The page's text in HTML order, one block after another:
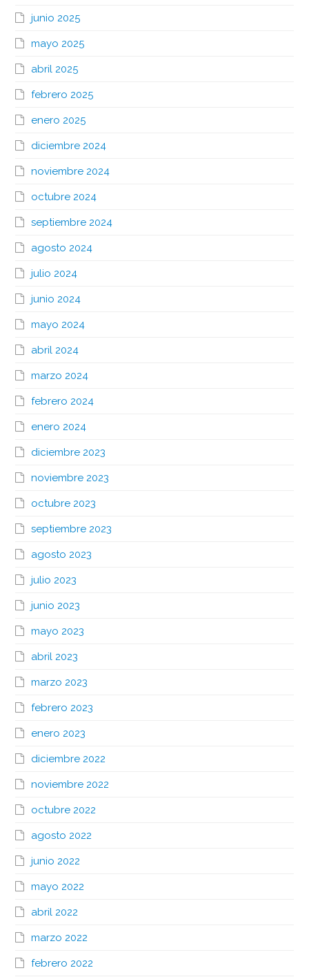
junio 2025
mayo 2025
abril 2025
febrero 2025
enero 2025
diciembre 2024
noviembre 2024
octubre 2024
septiembre 2024
agosto 2024
julio 2024
junio 2024
mayo 2024
abril 2024
marzo 2024
febrero 2024
enero 2024
diciembre 2023
noviembre 2023
octubre 2023
septiembre 2023
agosto 2023
julio 2023
junio 2023
mayo 2023
abril 2023
marzo 2023
febrero 2023
enero 2023
diciembre 2022
noviembre 2022
octubre 2022
agosto 2022
junio 2022
mayo 2022
abril 2022
marzo 2022
febrero 2022